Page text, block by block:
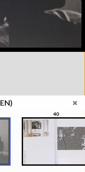
40